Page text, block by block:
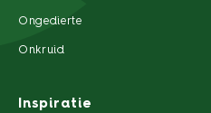
Ongedierte
Onkruid
Inspiratie